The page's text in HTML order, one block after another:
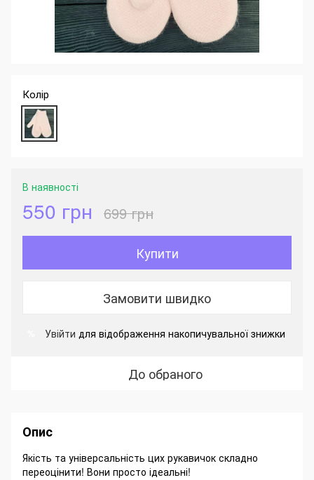
Колір
В наявності
550 грн 699 грн
Купити
Замовити швидко
Увійти для відображення накопичувальної знижки
До обраного
Опис
Якість та універсальність цих рукавичок складно
переоцінити! Вони просто ідеальні!